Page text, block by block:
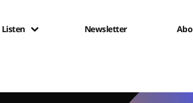
Listen Newsletter Abo